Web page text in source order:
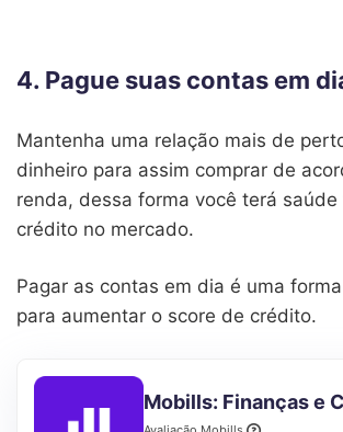
4. Pague suas contas em
Mantenha uma relação mais de
dinheiro para assim comprar de
renda, dessa forma você terá saúde
crédito no mercado.
Pagar as contas em dia é uma
para aumentar o score de crédito.
Mobills: Finanças e